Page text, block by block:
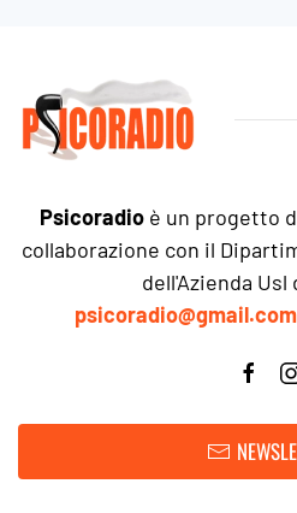
Psicoradioè un progetto
collaborazione con il
dell'Azienda Usl
psicoradio@gmail.com